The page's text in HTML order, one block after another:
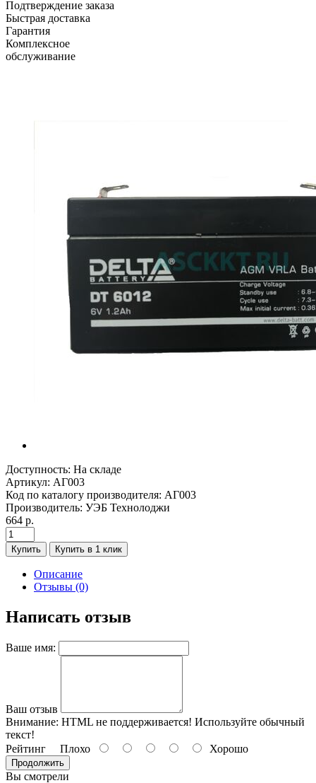
Подтверждение заказа
Быстрая доставка
Гарантия
Комплексное
обслуживание
Доступность: На складе
Артикул: АГ003
Код по каталогу производителя: АГ003
Производитель: УЭБ Технолоджи
664 р.
Купить Купить в 1 клик
Описание
Отзывы (0)
Написать отзыв
Ваше имя:
Ваш отзыв
Внимание: HTML не поддерживается! Используйте обычный
текст!
Рейтинг Плохо Хорошо
Продолжить
Вы смотрели